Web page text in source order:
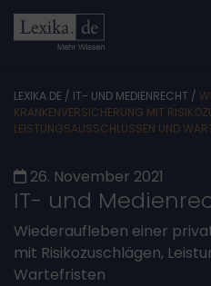
LEXIKA.DE / IT- UND MEDIENRECHT /
KRANKENVERSICHERUNG MIT
LEISTUNGSAUSSCHLÜSSEN UND
26. November 2021
IT- und
Wiederaufleben einer
mit Risikozuschlägen,
Wartefristen